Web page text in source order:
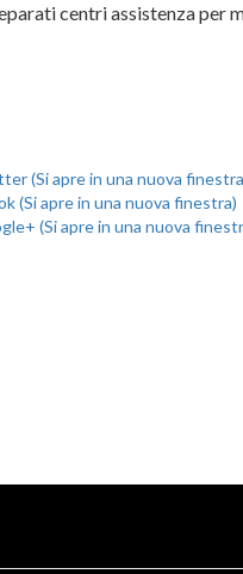
centri assistenza
(Si apre in una nuova
(Si apre in una nuova finestra)
(Si apre in una nuova